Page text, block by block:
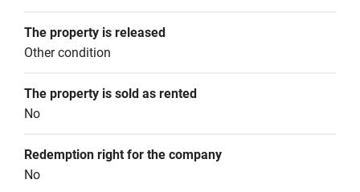
The property is released
Other condition
The property is sold as rented
No
Redemption right for the company
No